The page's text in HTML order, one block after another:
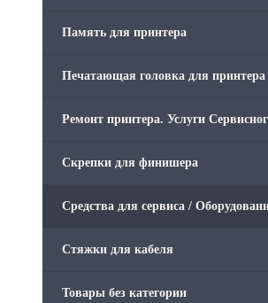
Память для принтера
Печатающая головка для принтера
Ремонт принтера. Услуги
Скрепки для финишера
Средства для сервиса /
Стяжки для кабеля
Товары без категории